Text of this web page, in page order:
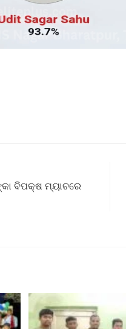
ବିପକ୍ଷ ମ୍ୟାଚରେ